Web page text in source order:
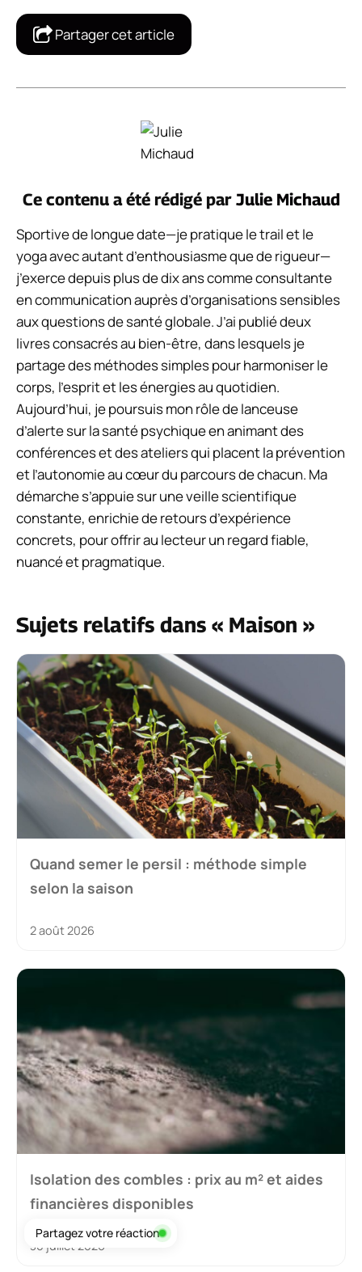
Partager cet article
Ce contenu a été rédigé par Julie Michaud
Sportive de longue date—je pratique le trail et le
yoga avec autant d’enthousiasme que de rigueur—
j’exerce depuis plus de dix ans comme consultante
en communication auprès d’organisations sensibles
aux questions de santé globale. J’ai publié deux
livres consacrés au bien-être, dans lesquels je
partage des méthodes simples pour harmoniser le
corps, l’esprit et les énergies au quotidien.
Aujourd’hui, je poursuis mon rôle de lanceuse
d’alerte sur la santé psychique en animant des
conférences et des ateliers qui placent la prévention
et l’autonomie au cœur du parcours de chacun. Ma
démarche s’appuie sur une veille scientifique
constante, enrichie de retours d’expérience
concrets, pour offrir au lecteur un regard fiable,
nuancé et pragmatique.
Sujets relatifs dans « Maison »
Quand semer le persil : méthode simple
selon la saison
2 août 2026
Isolation des combles : prix au m² et aides
financières disponibles
30 juillet 2026
Partagez votre réaction